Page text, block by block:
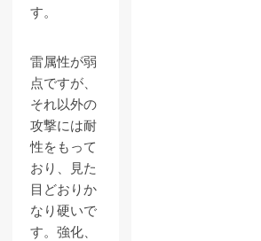
す。
雷属性が弱
点ですが、
それ以外の
攻撃には耐
性をもって
おり、見た
目どおりか
なり硬いで
す。強化、